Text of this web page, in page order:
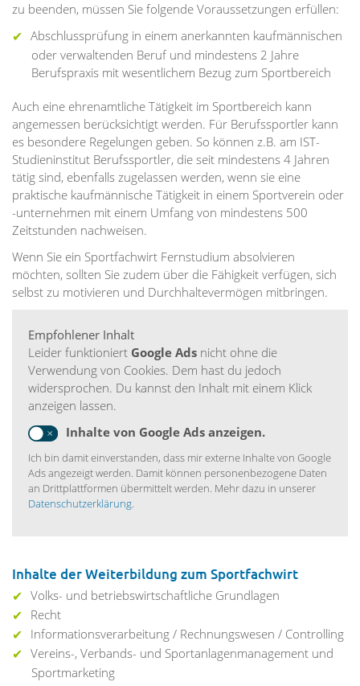
zu beenden, müssen Sie folgende Voraussetzungen erfüllen:
Abschlussprüfung in einem anerkannten kaufmännischen
oder verwaltenden Beruf und mindestens 2 Jahre
Berufspraxis mit wesentlichem Bezug zum Sportbereich
Auch eine ehrenamtliche Tätigkeit im Sportbereich kann
angemessen berücksichtigt werden. Für Berufssportler kann
es besondere Regelungen geben. So können z.B. am IST-
Studieninstitut Berufssportler, die seit mindestens 4 Jahren
tätig sind, ebenfalls zugelassen werden, wenn sie eine
praktische kaufmännische Tätigkeit in einem Sportverein oder
-unternehmen mit einem Umfang von mindestens 500
Zeitstunden nachweisen.
Wenn Sie ein Sportfachwirt Fernstudium absolvieren
möchten, sollten Sie zudem über die Fähigkeit verfügen, sich
selbst zu motivieren und Durchhaltevermögen mitbringen.
Empfohlener Inhalt
Leider funktioniert Google Ads nicht ohne die
Verwendung von Cookies. Dem hast du jedoch
widersprochen. Du kannst den Inhalt mit einem Klick
anzeigen lassen.
Inhalte von Google Ads anzeigen.
Ich bin damit einverstanden, dass mir externe Inhalte von Google
Ads angezeigt werden. Damit können personenbezogene Daten
an Drittplattformen übermittelt werden. Mehr dazu in unserer
Datenschutzerklärung.
Inhalte der Weiterbildung zum Sportfachwirt
Volks- und betriebswirtschaftliche Grundlagen
Recht
Informationsverarbeitung / Rechnungswesen / Controlling
Vereins-, Verbands- und Sportanlagenmanagement und
Sportmarketing